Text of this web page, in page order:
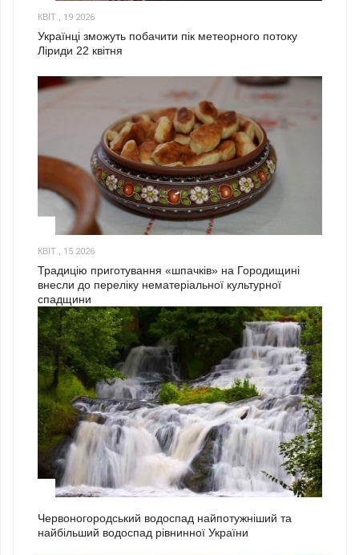
КВІТ., 19 2026
Українці зможуть побачити пік метеорного потоку
Ліриди 22 квітня
КВІТ., 15 2026
Традицію приготування «шпачків» на Городищині
внесли до переліку нематеріальної культурної
спадщини
Червоногородський водоспад найпотужніший та
найбільший водоспад рівнинної України